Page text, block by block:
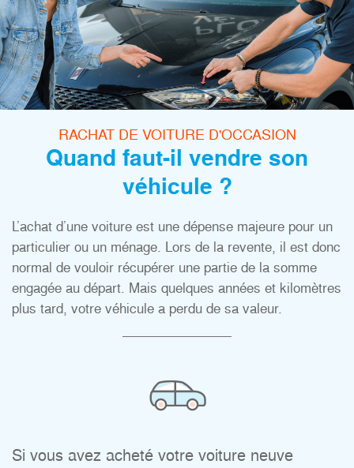
RACHAT DE VOITURE D'OCCASION
Quand faut-il vendre son
véhicule ?
L’achat d’une voiture est une dépense majeure pour un
particulier ou un ménage. Lors de la revente, il est donc
normal de vouloir récupérer une partie de la somme
engagée au départ. Mais quelques années et kilomètres
plus tard, votre véhicule a perdu de sa valeur.
Si vous avez acheté votre voiture neuve